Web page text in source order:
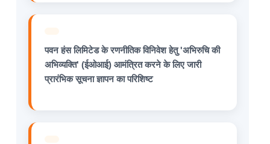
पवन हंस लिमिटेड के रणनीतिक विनिवेश हेतु 'अभिरुचि की
अभिव्यक्ति' (ईओआई) आमंत्रित करने के लिए जारी
प्रारंभिक सूचना ज्ञापन का परिशिष्ट